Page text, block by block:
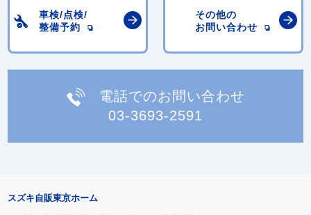
車検/点検/
整備予約
その他の
お問い合わせ
電話でのお問い合わせ
03-3693-2591
スズキ自販東京ホーム